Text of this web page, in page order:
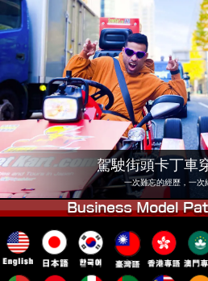
交通方式 顧客聲音
公司
更換店鋪
東京 品川 #1
東京 秋葉原 #2
東京 澀谷附店
東京 淺草
沖繩
駕駛街頭卡丁車
一次難忘的經歷，一次